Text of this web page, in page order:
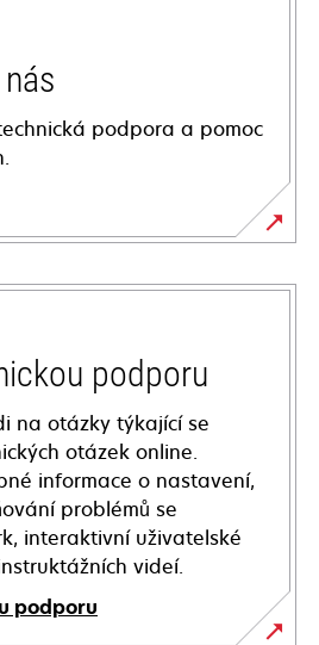
podpora a pomoc
podporu
na otázky týkající se
otázek online.
informace o nastavení,
problémů se
interaktivní uživatelské
videí.
podporu